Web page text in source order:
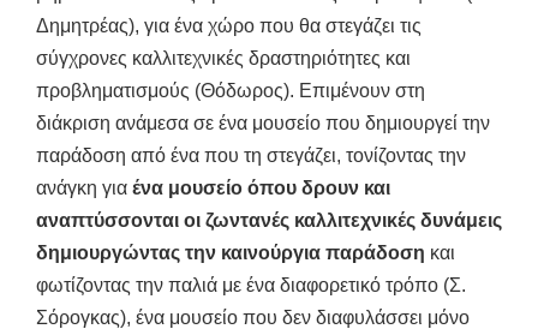
Δημητρέας), για ένα χώρο που θα στεγάζει τις
σύγχρονες καλλιτεχνικές δραστηριότητες και
προβληματισμούς (Θόδωρος). Επιμένουν στη
διάκριση ανάμεσα σε ένα μουσείο που δημιουργεί την
παράδοση από ένα που τη στεγάζει, τονίζοντας την
ανάγκη για ένα μουσείο όπου δρουν και
αναπτύσσονται οι ζωντανές καλλιτεχνικές δυνάμεις
δημιουργώντας την καινούργια παράδοση και
φωτίζοντας την παλιά με ένα διαφορετικό τρόπο (Σ.
Σόρογκας), ένα μουσείο που δεν διαφυλάσσει μόνο